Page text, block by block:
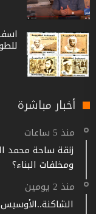
أخبار مباشرة
منذ 5 ساعات
زنقة ساحة محمد
ومخلفات البناء؟
منذ 2 يومين